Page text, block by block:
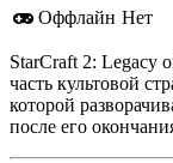
Оффлайн Нет
StarCraft 2: Legacy
часть культовой
которой
после его